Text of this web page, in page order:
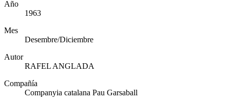
Año
1963
Mes
Desembre/Diciembre
Autor
RAFEL ANGLADA
Compañía
Companyia catalana Pau Garsaball